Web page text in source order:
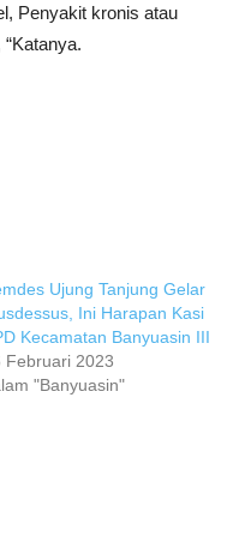
Penyakit kronis atau
Ujung Tanjung Gelar
Ini Harapan Kasi
Kecamatan Banyuasin III
Februari 2023
"Banyuasin"